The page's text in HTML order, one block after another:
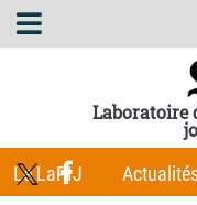
Laboratoire
Le LaPIJ